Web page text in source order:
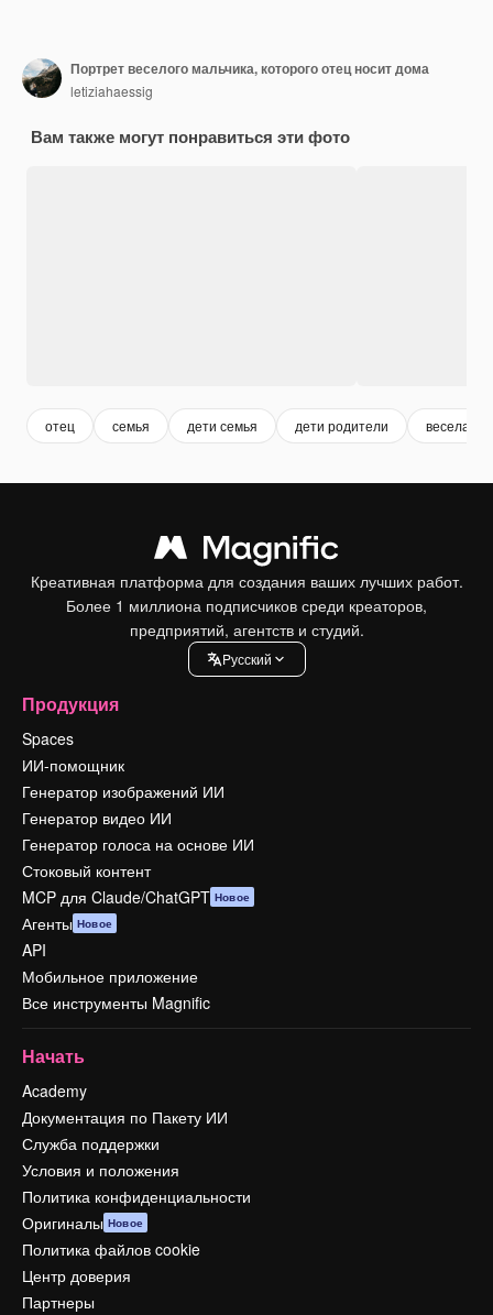
Портрет веселого мальчика, которого отец носит дома
letiziahaessig
Вам также могут понравиться эти фото
отец семья дети семья дети родители веселая
Креативная платформа для создания ваших лучших работ.
Более 1 миллиона подписчиков среди креаторов,
предприятий, агентств и студий.
Pусский
Продукция
Spaces
ИИ-помощник
Генератор изображений ИИ
Генератор видео ИИ
Генератор голоса на основе ИИ
Стоковый контент
MCP для Claude/ChatGPT Новое
Агенты Новое
API
Мобильное приложение
Все инструменты Magnific
Начать
Academy
Документация по Пакету ИИ
Служба поддержки
Условия и положения
Политика конфиденциальности
Оригиналы Новое
Политика файлов cookie
Центр доверия
Партнеры